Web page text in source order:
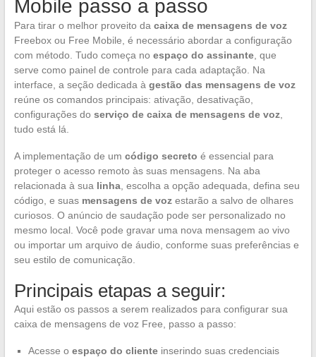
Mobile passo a passo
Para tirar o melhor proveito da caixa de mensagens de voz
Freebox ou Free Mobile, é necessário abordar a configuração
com método. Tudo começa no espaço do assinante, que
serve como painel de controle para cada adaptação. Na
interface, a seção dedicada à gestão das mensagens de voz
reúne os comandos principais: ativação, desativação,
configurações do serviço de caixa de mensagens de voz,
tudo está lá.
A implementação de um código secreto é essencial para
proteger o acesso remoto às suas mensagens. Na aba
relacionada à sua linha, escolha a opção adequada, defina seu
código, e suas mensagens de vozestarão a salvo de olhares
curiosos. O anúncio de saudação pode ser personalizado no
mesmo local. Você pode gravar uma nova mensagem ao vivo
ou importar um arquivo de áudio, conforme suas preferências e
seu estilo de comunicação.
Principais etapas a seguir:
Aqui estão os passos a serem realizados para configurar sua
caixa de mensagens de voz Free, passo a passo:
Acesse o espaço do clienteinserindo suas credenciais